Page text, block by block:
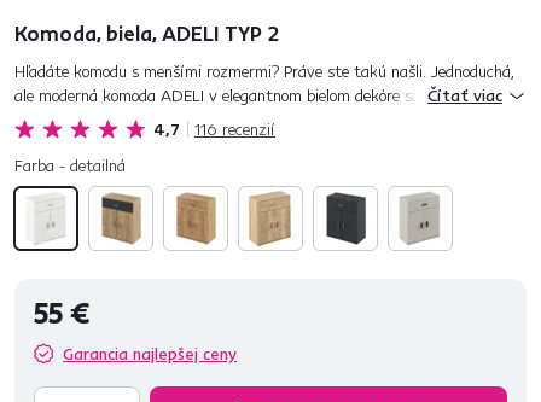
Komoda, biela, ADELI TYP 2
4,7 116 recenzií
Hľadáte komodu s menšími rozmermi? Práve ste takú našli. Jednoduchá,
ale moderná komoda ADELI v elegantnom bielom dekóre sa ľahko
kombinuje s akýmkoľvek interiérom, preto je vhodná takmer do každe...
Čítať viac
Farba - detailná
55 €
Garancia najlepšej ceny